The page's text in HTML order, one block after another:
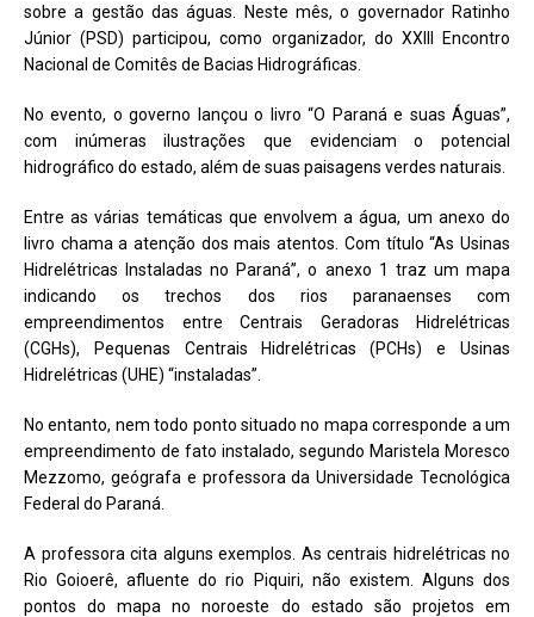
sobre a gestão das águas. Neste mês, o governador Ratinho
Júnior (PSD) participou, como organizador, do XXIII Encontro
Nacional de Comitês de Bacias Hidrográficas.
No evento, o governo lançou o livro “O Paraná e suas Águas”,
com inúmeras ilustrações que evidenciam o potencial
hidrográfico do estado, além de suas paisagens verdes naturais.
Entre as várias temáticas que envolvem a água, um anexo do
livro chama a atenção dos mais atentos. Com título “As Usinas
Hidrelétricas Instaladas no Paraná”, o anexo 1 traz um mapa
indicando os trechos dos rios paranaenses com
empreendimentos entre Centrais Geradoras Hidrelétricas
(CGHs), Pequenas Centrais Hidrelétricas (PCHs) e Usinas
Hidrelétricas (UHE) “instaladas”.
No entanto, nem todo ponto situado no mapa corresponde a um
empreendimento de fato instalado, segundo Maristela Moresco
Mezzomo, geógrafa e professora da Universidade Tecnológica
Federal do Paraná.
A professora cita alguns exemplos. As centrais hidrelétricas no
Rio Goioerê, afluente do rio Piquiri, não existem. Alguns dos
pontos do mapa no noroeste do estado são projetos em